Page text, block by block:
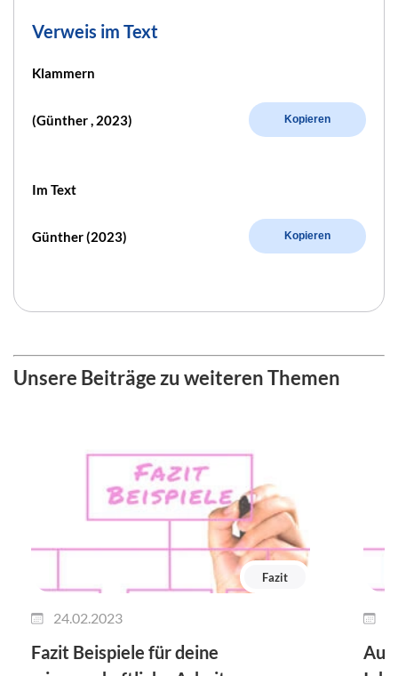
Verweis im Text
Klammern
(Günther , 2023) Kopieren
Im Text
Günther (2023) Kopieren
Unsere Beiträge zu weiteren Themen
Fazit
24.02.2023
Fazit Beispiele für deine